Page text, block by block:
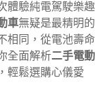
體驗純電駕駛樂趣
車無疑是最精明的
相同，從電池壽命
全面解析二手電動
輕鬆選購心儀愛